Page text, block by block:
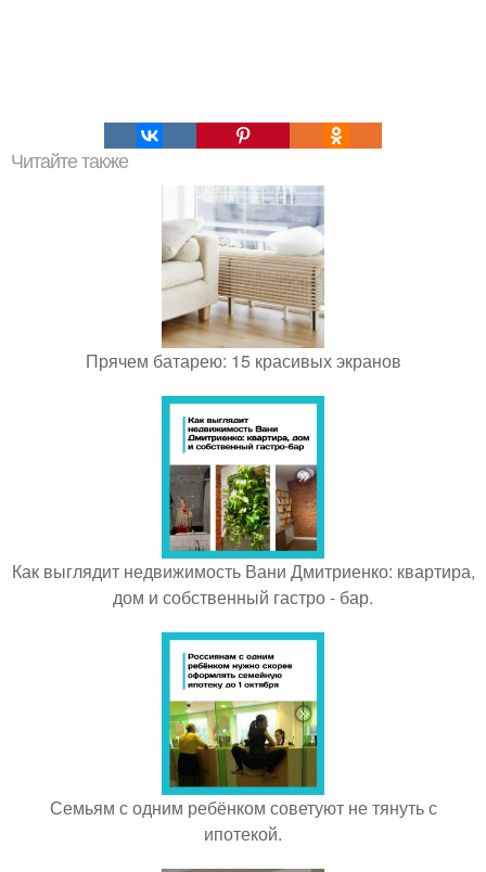
Читайте также
Прячем батарею: 15 красивых экранов
Как выглядит недвижимость Вани Дмитриенко: квартира,
дом и собственный гастро - бар.
Семьям с одним ребёнком советуют не тянуть с
ипотекой.